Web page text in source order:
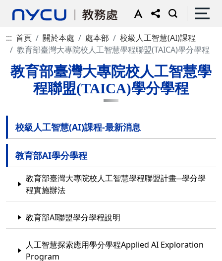
::: 首頁 關於本處 處本部
校級人工智慧(AI)課程
教育部臺灣大專院校人工智慧學程聯盟(TAICA)學分學程
教育部臺灣大專院校人工智慧學
程聯盟(TAICA)學分學程
校級人工智慧(AI)課程-最新消息
教育部AI學分學程
教育部臺灣大專院校人工智慧學程聯盟計畫─學分學
程實施辦法
教育部AI聯盟學分學程說明
人工智慧探索應用學分學程Applied AI Exploration
Program